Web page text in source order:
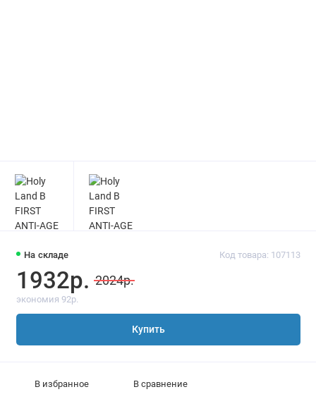
На складе Код товара: 107113
1932р. 2024р.
экономия 92р.
Купить
В избранное В сравнение